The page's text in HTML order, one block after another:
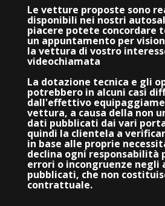
Le vetture proposte sono
disponibili nei nostri
piacere potete concordare
un appuntamento per
la vettura di vostro
videochiamata
La dotazione tecnica e gli
potrebbero in alcuni casi
dall'effettivo
vettura, a causa della non
dati pubblicati dai vari
quindi la clientela a
in base alle proprie
declina ogni responsabilità
errori o incongruenze negli
pubblicati, che non
contrattuale.